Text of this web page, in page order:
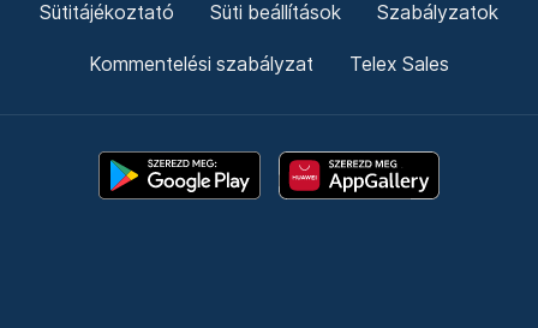
Sütitájékoztató Süti beállítások Szabályzatok
Kommentelési szabályzat Telex Sales